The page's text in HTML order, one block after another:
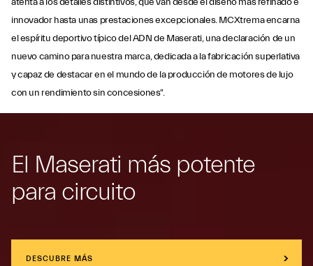
innovador hasta unas prestaciones excepcionales. MCXtrema encarna
el espíritu deportivo típico del ADN de Maserati, una declaración de un
nuevo camino para nuestra marca, dedicada a la fabricación superlativa
y capaz de destacar en el mundo de la producción de motores de lujo
con un rendimiento sin concesiones".
El Maserati más potente
para circuito
DESCUBRE MÁS